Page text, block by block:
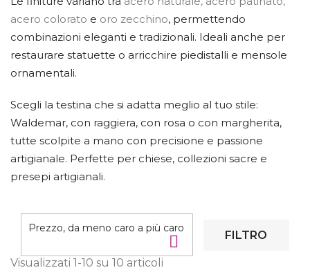
acero colorato e oro zecchino, permettendo
combinazioni eleganti e tradizionali. Ideali anche per
restaurare statuette o arricchire piedistalli e mensole
ornamentali.
Scegli la testina che si adatta meglio al tuo stile:
Waldemar, con raggiera, con rosa o con margherita,
tutte scolpite a mano con precisione e passione
artigianale. Perfette per chiese, collezioni sacre e
presepi artigianali.
Prezzo, da meno caro a più caro
 FILTRO
Visualizzati 1-10 su 10 articoli